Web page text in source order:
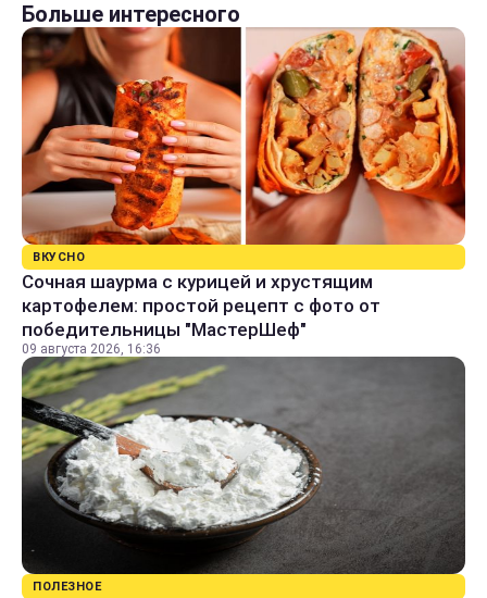
Больше интересного
ВКУСНО
Сочная шаурма с курицей и хрустящим
картофелем: простой рецепт с фото от
победительницы "МастерШеф"
09 августа 2026, 16:36
ПОЛЕЗНОЕ